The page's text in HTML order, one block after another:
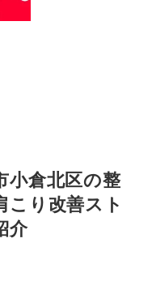
小倉北区の整
こり改善スト
介